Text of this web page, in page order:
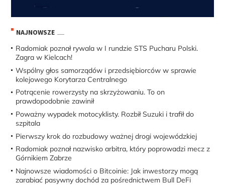
NAJNOWSZE
Radomiak poznał rywala w I rundzie STS Pucharu Polski.
Zagra w Kielcach!
Wspólny głos samorządów i przedsiębiorców w sprawie
kolejowego Korytarza Centralnego
Potrącenie rowerzysty na skrzyżowaniu. To on
prawdopodobnie zawinił
Poważny wypadek motocyklisty. Rozbił Suzuki i trafił do
szpitala
Pierwszy krok do rozbudowy ważnej drogi wojewódzkiej
Radomiak poznał nazwisko arbitra, który poprowadzi mecz z
Górnikiem Zabrze
Najnowsze wiadomości o Bitcoinie: Jak inwestorzy mogą
zarabiać pasywny dochód za pośrednictwem Bull DeFi